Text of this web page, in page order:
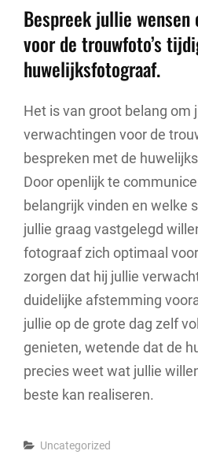
Bespreek jullie
voor de trouwfoto’s
huwelijksfotograaf.
Het is van groot belang om
verwachtingen voor de
bespreken met de
Door openlijk te
belangrijk vinden en welke
jullie graag vastgelegd
fotograaf zich optimaal
zorgen dat hij jullie
duidelijke afstemming
jullie op de grote dag zelf
genieten, wetende dat de
precies weet wat jullie
beste kan realiseren.
Categories
Uncategorized